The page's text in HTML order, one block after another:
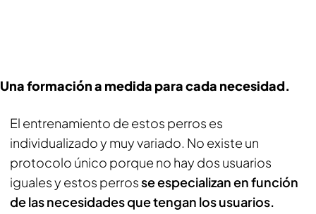
Una formación a medida para cada necesidad.
El entrenamiento de estos perros es
individualizado y muy variado. No existe un
protocolo único porque no hay dos usuarios
iguales y estos perrosse especializan en función
de las necesidades que tengan los usuarios.